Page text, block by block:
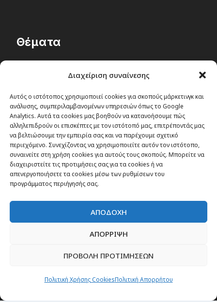
Διαχείριση συναίνεσης
Αυτός ο ιστότοπος χρησιμοποιεί cookies για σκοπούς μάρκετινγκ και
ανάλυσης, συμπεριλαμβανομένων υπηρεσιών όπως το Google
Analytics. Αυτά τα cookies μας βοηθούν να κατανοήσουμε πώς
αλληλεπιδρούν οι επισκέπτες με τον ιστότοπό μας, επιτρέποντάς μας
να βελτιώσουμε την εμπειρία σας και να παρέχουμε σχετικό
περιεχόμενο. Συνεχίζοντας να χρησιμοποιείτε αυτόν τον ιστότοπο,
συναινείτε στη χρήση cookies για αυτούς τους σκοπούς. Μπορείτε να
διαχειριστείτε τις προτιμήσεις σας για τα cookies ή να
απενεργοποιήσετε τα cookies μέσω των ρυθμίσεων του
προγράμματος περιήγησής σας.
ΑΠΟΔΟΧΗ
ΑΠΟΡΡΙΨΗ
ΠΡΟΒΟΛΗ ΠΡΟΤΙΜΗΣΕΩΝ
Πολιτική Χρήσης CookiesΠολιτική Απορρήτου
Θέματα
Passenger στον κόσμο
TRAVEL NEWS
Οργάνωσε το ταξίδι σου
CITY and CULTURE
Newsletter
“H μόνη επένδυση από την οποία δεν έχεις